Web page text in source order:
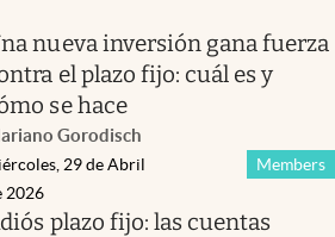
nueva inversión gana fuerza
el plazo fijo: cuál es y
se hace
Gorodisch
Members
29 de Abril
2026
plazo fijo: las cuentas